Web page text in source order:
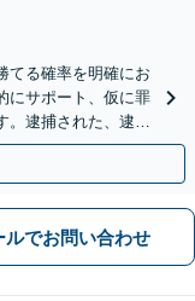
てる確率を明確にお
にサポート、仮に罪
。逮捕された、逮捕
ルでお問い合わせ